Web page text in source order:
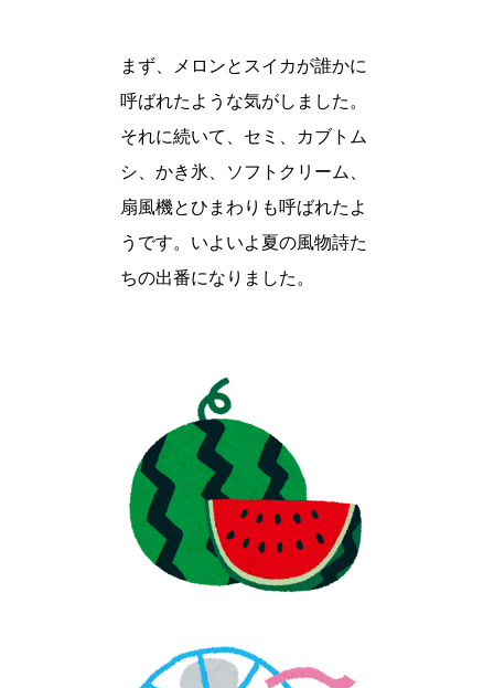
まず、メロンとスイカが誰かに
呼ばれたような気がしました。
それに続いて、セミ、カブトム
シ、かき氷、ソフトクリーム、
扇風機とひまわりも呼ばれたよ
うです。いよいよ夏の風物詩た
ちの出番になりました。